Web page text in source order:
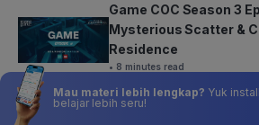
Game COC Season 3
Mysterious Scatter &
Residence
• 8 minutes read
Mau materi lebih lengkap? Yuk
belajar lebih seru!